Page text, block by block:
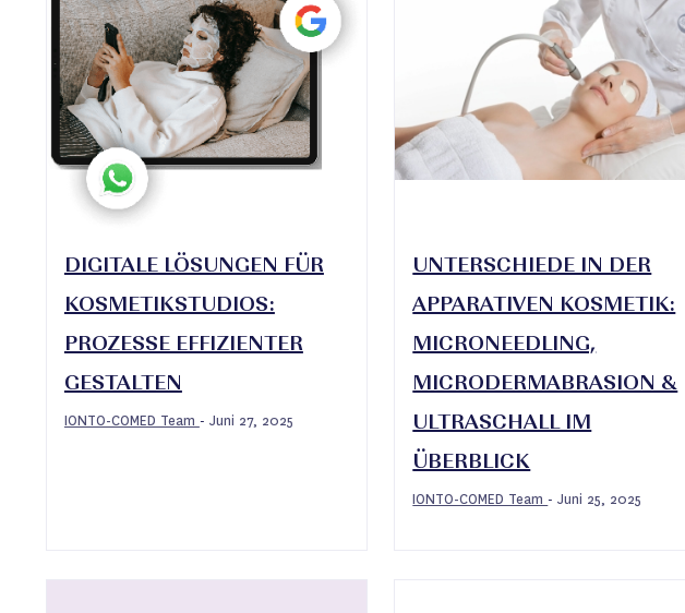
DIGITALE LÖSUNGEN FÜR
KOSMETIKSTUDIOS:
PROZESSE EFFIZIENTER
GESTALTEN
IONTO-COMED Team - Juni 27, 2025
UNTERSCHIEDE IN DER
APPARATIVEN KOSMETIK:
MICRONEEDLING,
MICRODERMABRASION &
ULTRASCHALL IM
ÜBERBLICK
IONTO-COMED Team - Juni 25, 2025